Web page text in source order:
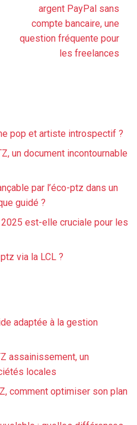
argent PayPal sans
compte bancaire, une
question fréquente pour
les freelances
pop et artiste introspectif ?
un document incontournable
par l’éco-ptz dans un
guidé ?
est-elle cruciale pour les
via la LCL ?
adaptée à la gestion
assainissement, un
locales
comment optimiser son plan